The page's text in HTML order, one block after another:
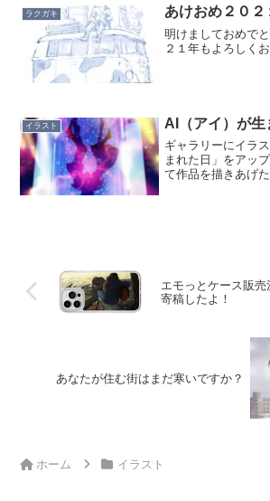
はとにかく新しいこ
ラクガキ あけおめ２０２
明けましておめで
２１年もよろしく
イラスト AI（アイ）が生
ギャラリーにイラ
まれた日」をアッ
て作品を描きあげ
エモっとケース販
寄稿したよ！
あなたが住む街はまだ寒いですか？
ホーム イラスト